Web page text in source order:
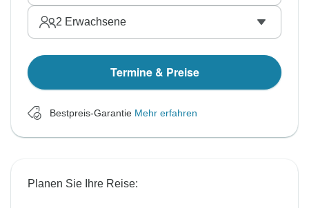
2 Erwachsene
Termine & Preise
Bestpreis-Garantie Mehr erfahren
Planen Sie Ihre Reise: